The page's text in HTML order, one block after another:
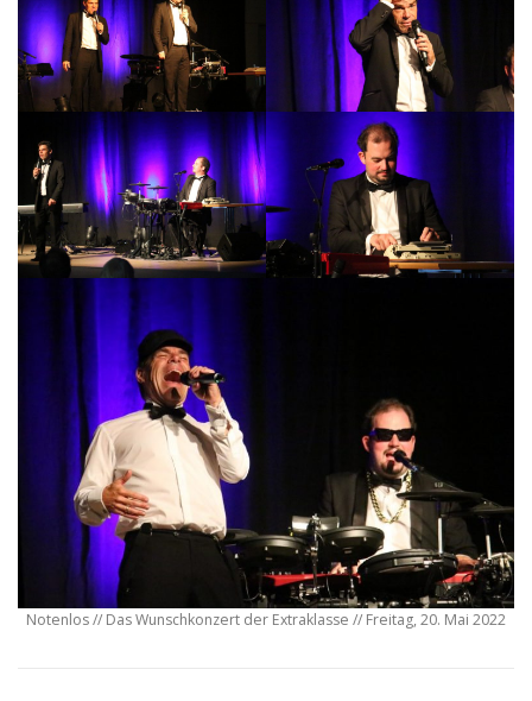
Notenlos // Das Wunschkonzert der Extraklasse // Freitag, 20. Mai 2022